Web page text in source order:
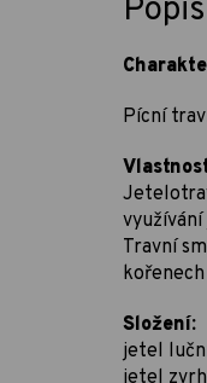
Pícní
Travní
Složení:
jetel
jetel